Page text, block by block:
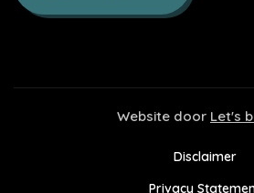
Website door Let's
Disclaimer
Privacy